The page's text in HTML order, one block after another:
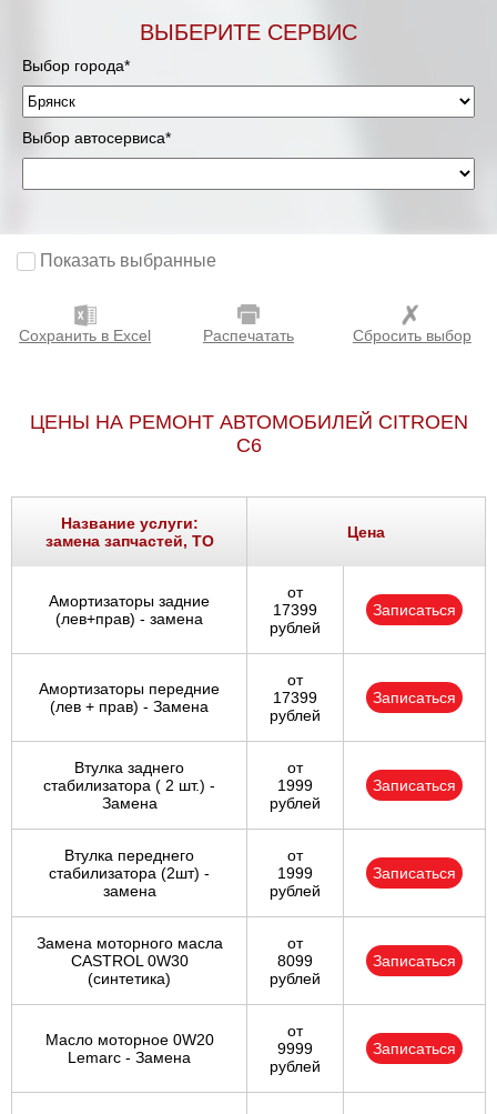
ВЫБЕРИТЕ СЕРВИС
Выбор города*
Выбор автосервиса*
Показать выбранные
Сохранить в Excel Распечатать Сбросить выбор
ЦЕНЫ НА РЕМОНТ АВТОМОБИЛЕЙ CITROEN
C6
Название услуги:
замена запчастей, ТО
Цена
Амортизаторы задние
(лев+прав) - замена
от
17399
рублей
Записаться
Амортизаторы передние
(лев + прав) - Замена
от
17399
рублей
Записаться
Втулка заднего
стабилизатора ( 2 шт.) -
Замена
от
1999
рублей
Записаться
Втулка переднего
стабилизатора (2шт) -
замена
от
1999
рублей
Записаться
Замена моторного масла
CASTROL 0W30
(синтетика)
от
8099
рублей
Записаться
Масло моторное 0W20
Lemarc - Замена
от
9999
рублей
Записаться